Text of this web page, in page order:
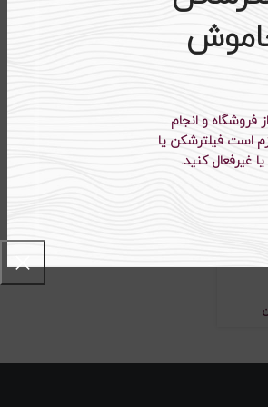
فروشگاه و انجام
است فیلترشکن یا
زنانه کد STK